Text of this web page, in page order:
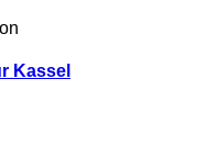
Kassel